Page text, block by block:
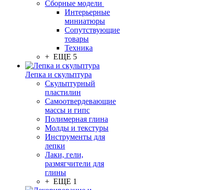
Сборные модели
Интерьерные
миниатюры
Сопутствующие
товары
Техника
+ ЕЩЕ 5
Лепка и скульптура
Скульптурный
пластилин
Самоотвердевающие
массы и гипс
Полимерная глина
Молды и текстуры
Инструменты для
лепки
Лаки, гели,
размягчители для
глины
+ ЕЩЕ 1